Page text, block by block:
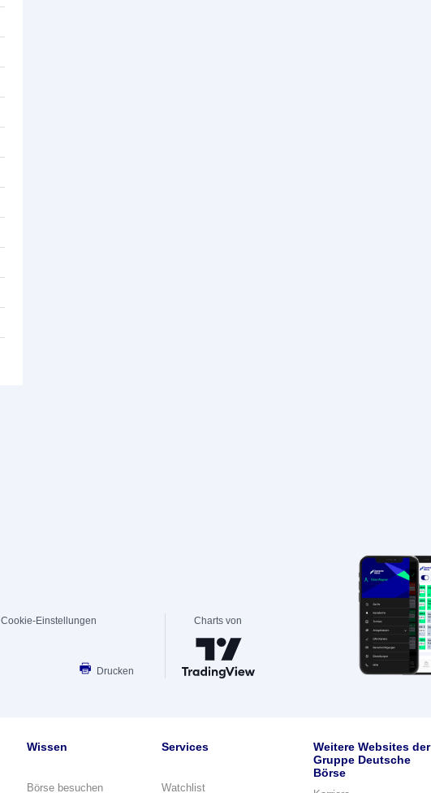
Cookie-Einstellungen
Drucken
Charts von
Wissen
Börse besuchen
Services
Watchlist
Weitere Websites der
Gruppe Deutsche
Börse